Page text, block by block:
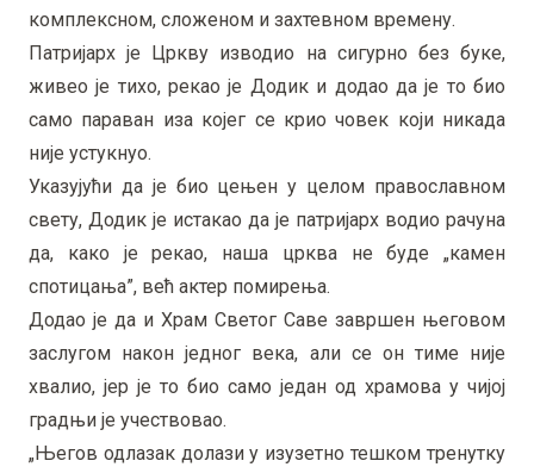
комплексном, сложеном и захтевном времену.
Патријарх је Цркву изводио на сигурно без буке,
живео је тихо, рекао је Додик и додао да је то био
само параван иза којег се крио човек који никада
није устукнуо.
Указујући да је био цењен у целом православном
свету, Додик је истакао да је патријарх водио рачуна
да, како је рекао, наша црква не буде „камен
спотицања”, већ актер помирења.
Додао је да и Храм Светог Саве завршен његовом
заслугом након једног века, али се он тиме није
хвалио, јер је то био само један од храмова у чијој
градњи је учествовао.
„Његов одлазак долази у изузетно тешком тренутку